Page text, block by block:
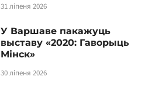
31 ліпеня 2026
У Варшаве пакажуць
выставу «2020: Гаворыць
Мінск»
30 ліпеня 2026